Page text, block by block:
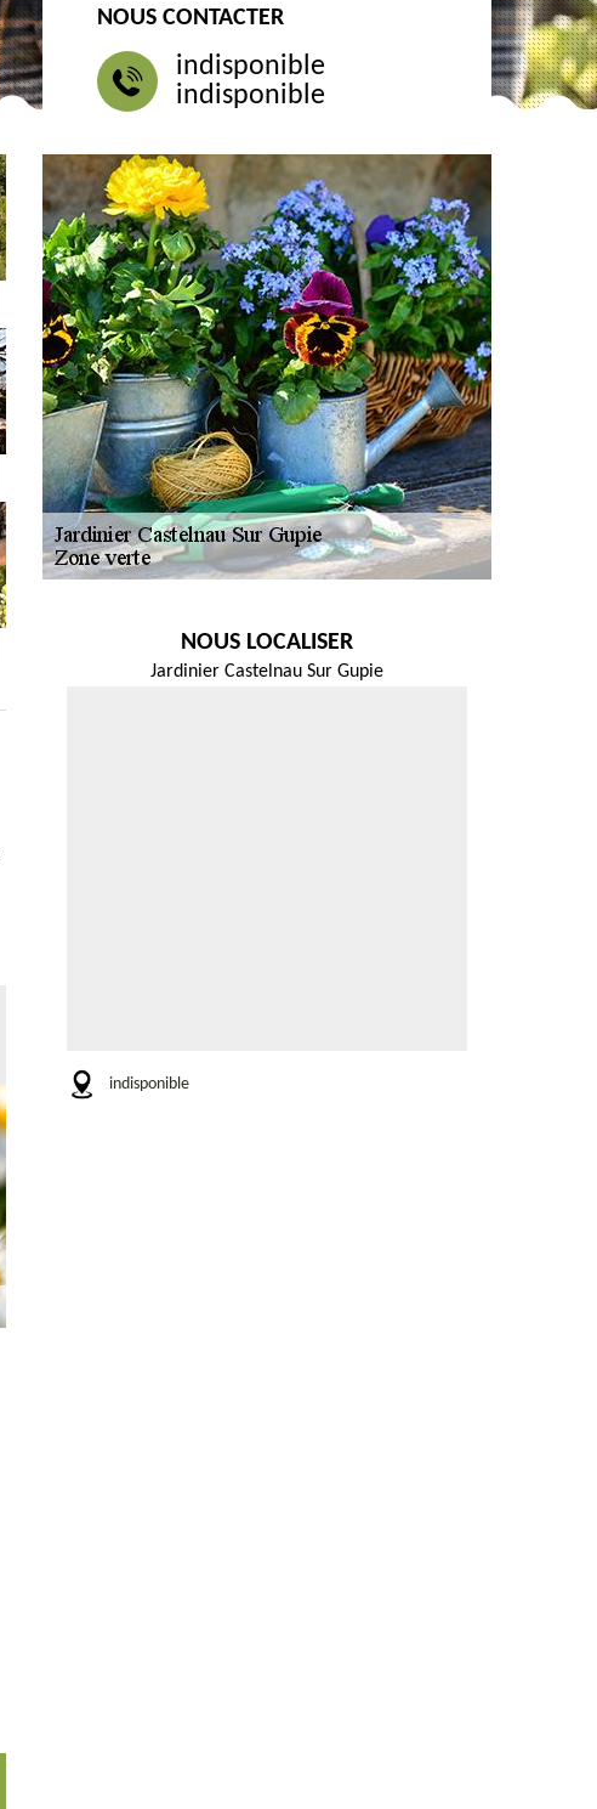
NOUS CONTACTER
indisponible
indisponible
NOUS LOCALISER
Jardinier Castelnau Sur Gupie
indisponible